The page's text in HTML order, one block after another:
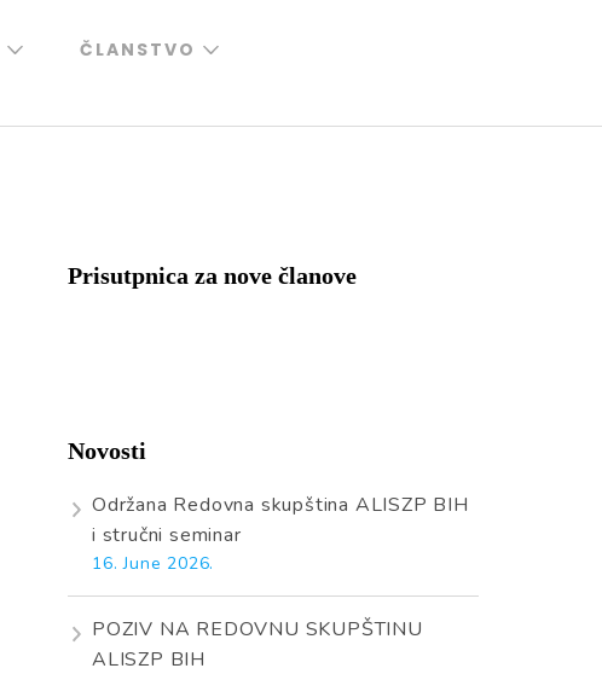
ČLANSTVO
Prisutpnica za nove članove
Novosti
Održana Redovna skupština ALISZP BIH
i stručni seminar
16. June 2026.
POZIV NA REDOVNU SKUPŠTINU
ALISZP BIH